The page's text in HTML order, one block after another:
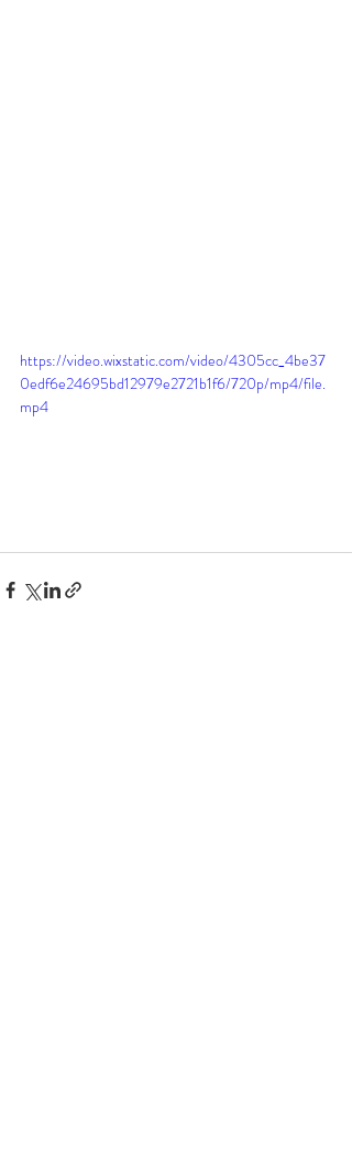
https://video.wixstatic.com/video/4305cc_4be37
0edf6e24695bd12979e2721b1f6/720p/mp4/file.
mp4